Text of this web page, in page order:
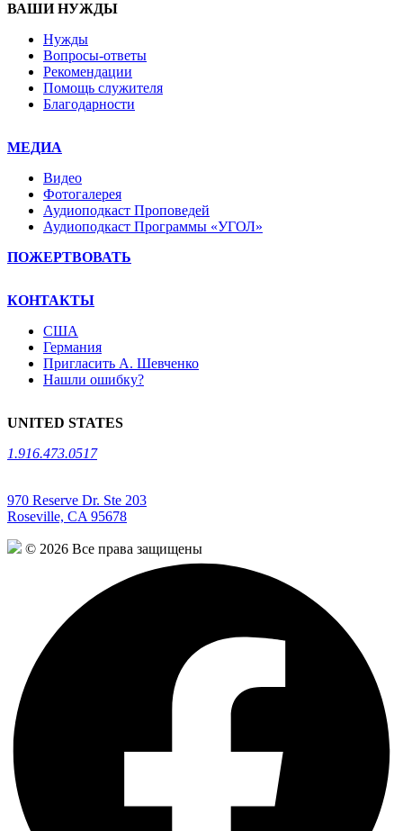
ВАШИ НУЖДЫ
Нужды
Вопросы-ответы
Рекомендации
Помощь служителя
Благодарности
МЕДИА
Видео
Фотогалерея
Аудиоподкаст Проповедей
Аудиоподкаст Программы «УГОЛ»
ПОЖЕРТВОВАТЬ
КОНТАКТЫ
США
Германия
Пригласить А. Шевченко
Нашли ошибку?
UNITED STATES
1.916.473.0517
970 Reserve Dr. Ste 203
Roseville, CA 95678
© 2026 Все права защищены